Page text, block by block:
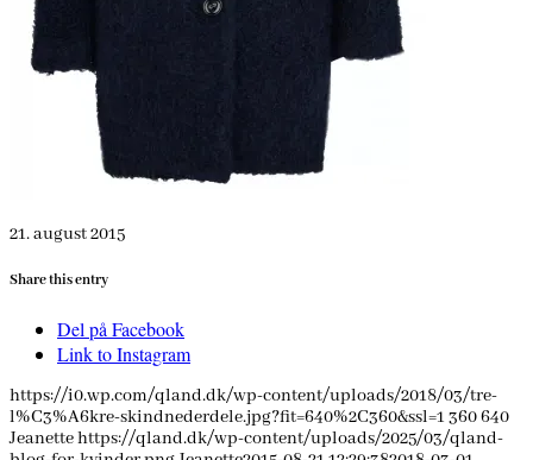
21. august 2015
Share this entry
Del på Facebook
Link to Instagram
https://i0.wp.com/qland.dk/wp-content/uploads/2018/03/tre-
l%C3%A6kre-skindnederdele.jpg?fit=640%2C360&ssl=1 360640
Jeanettehttps://qland.dk/wp-content/uploads/2025/03/qland-